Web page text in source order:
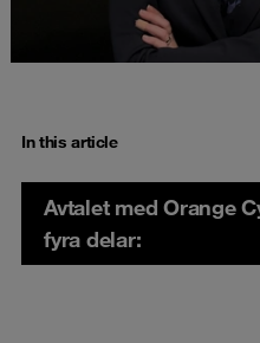
In this article
Avtalet med Orange
fyra delar: